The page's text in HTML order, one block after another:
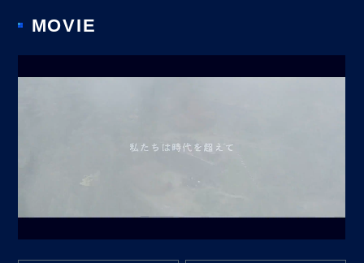
MOVIE